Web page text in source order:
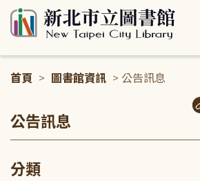
首頁 > 圖書館資訊 > 公告訊息
公告訊息
分類